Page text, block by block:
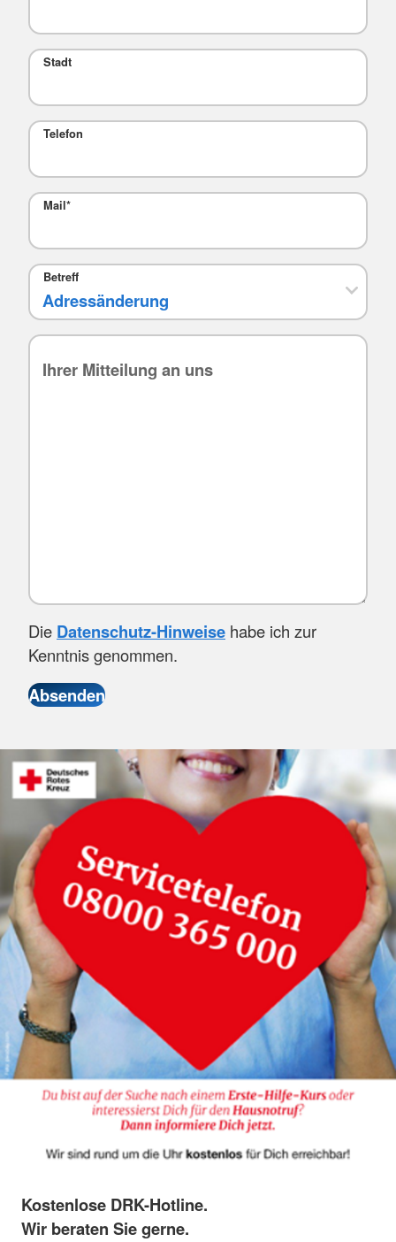
Stadt
Telefon
Mail*
Betreff
Die Datenschutz-Hinweise habe ich zur
Kenntnis genommen.
Kostenlose DRK-Hotline.
Wir beraten Sie gerne.